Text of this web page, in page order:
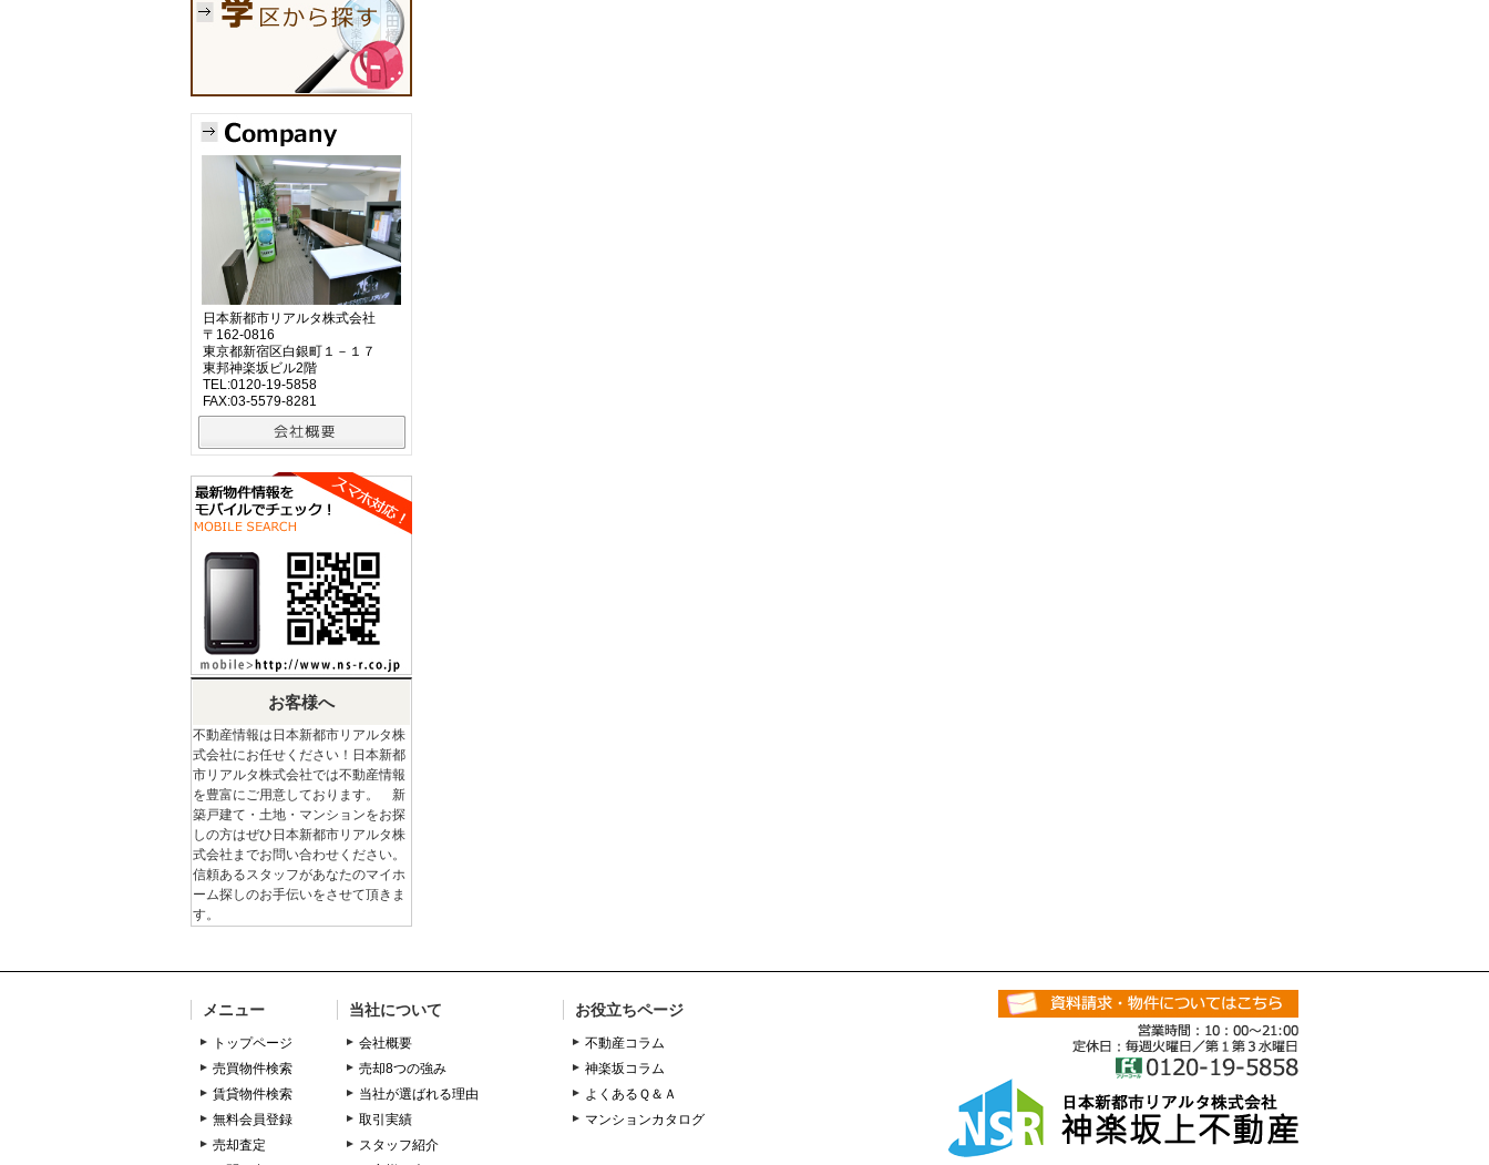
日本新都市リアルタ株式会社
〒162-0816
東京都新宿区白銀町１－１７
東邦神楽坂ビル2階
TEL:0120-19-5858
FAX:03-5579-8281
お客様へ
不動産情報は日本新都市リアルタ株
式会社にお任せください！日本新都
市リアルタ株式会社では不動産情報
を豊富にご用意しております。 新
築戸建て・土地・マンションをお探
しの方はぜひ日本新都市リアルタ株
式会社までお問い合わせください。
信頼あるスタッフがあなたのマイホ
ーム探しのお手伝いをさせて頂きま
す。
メニュー
トップページ
売買物件検索
賃貸物件検索
無料会員登録
売却査定
当社について
会社概要
売却8つの強み
当社が選ばれる理由
取引実績
スタッフ紹介
お役立ちページ
不動産コラム
神楽坂コラム
よくあるＱ＆Ａ
マンションカタログ